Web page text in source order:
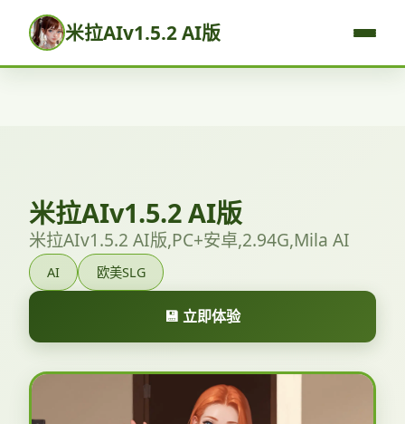
米拉AIv1.5.2 AI版
米拉AIv1.5.2 AI版
米拉AIv1.5.2 AI版,PC+安卓,2.94G,Mila AI
AI 欧美SLG
💾 立即体验